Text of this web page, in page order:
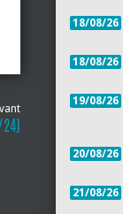
24)
18/08/26
18/08/26
19/08/26
20/08/26
21/08/26